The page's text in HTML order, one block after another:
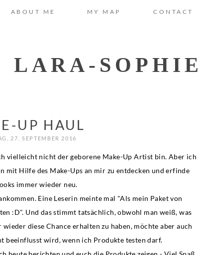
ABOUT ME MY MAP CONTACT
LARA-SOPHIE
UP HAUL
27. SEPTEMBER 2016
vielleicht nicht der geborene Make-Up Artist bin. Aber ich
mit Hilfe des Make-Ups an mir zu entdecken und erfinde
immer wieder neu.
Eine Leserin meinte mal "Als mein Paket von
:D". Und das stimmt tatsächlich, obwohl man weiß, was
diese Chance erhalten zu haben, möchte aber auch
beeinflusst wird, wenn ich Produkte testen darf.